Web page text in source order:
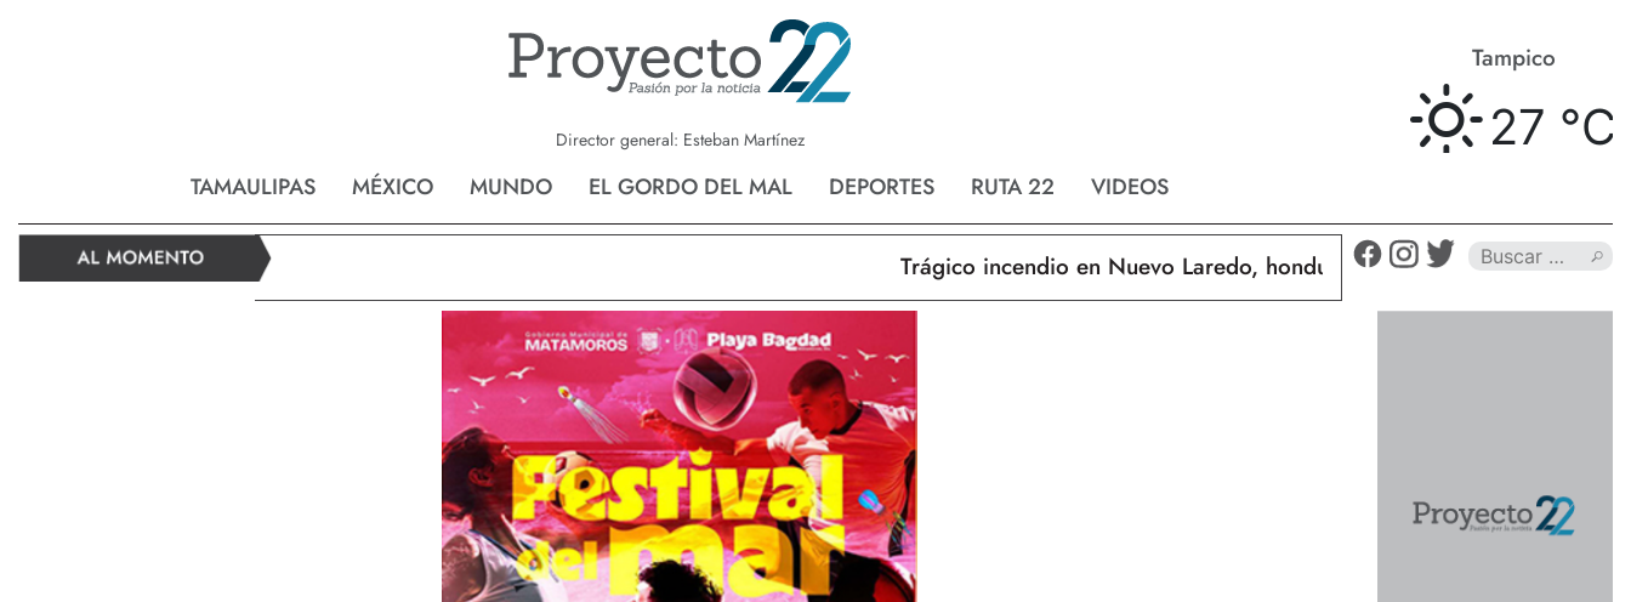
Director general: Esteban Martínez
TAMAULIPAS MÉXICO MUNDO EL GORDO DEL MAL DEPORTES RUTA 22 VIDEOS
Reynosa Nvo. Laredo Tampico
27 °C
Trágico incendio en Nuevo Laredo, hondureño muere calcinado